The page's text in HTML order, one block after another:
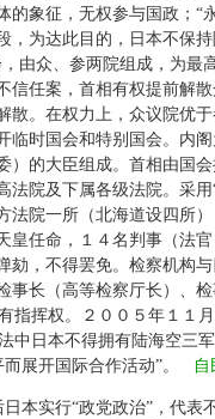
象征，无权参与国政；“
，为达此目的，日本不保
由众、参两院组成，为最
任案，首相有权提前解
。在权力上，众议院优
时国会和特别国会。内阁
的大臣组成。首相由国
院及下属各级法院。采
院一所（北海道设四所
任命，１４名判事（法
，不得罢免。检察机构
长（高等检察厅长）、
指挥权。２００５年１１
中日本不得拥有陆海空三
展开国际合作活动”。
自
日本实行“政党政治”，代表